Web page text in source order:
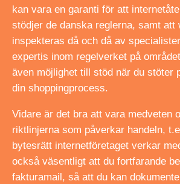
kan vara en garanti för att
stödjer de danska reglerna, samt att
inspekteras då och då av
expertis inom regelverket på
även möjlighet till stöd när du stöter
din shoppingprocess.
Vidare är det bra att vara medveten
riktlinjerna som påverkar handeln,
bytesrätt internetföretaget verkar
också väsentligt att du fortfarande
fakturamail, så att du kan